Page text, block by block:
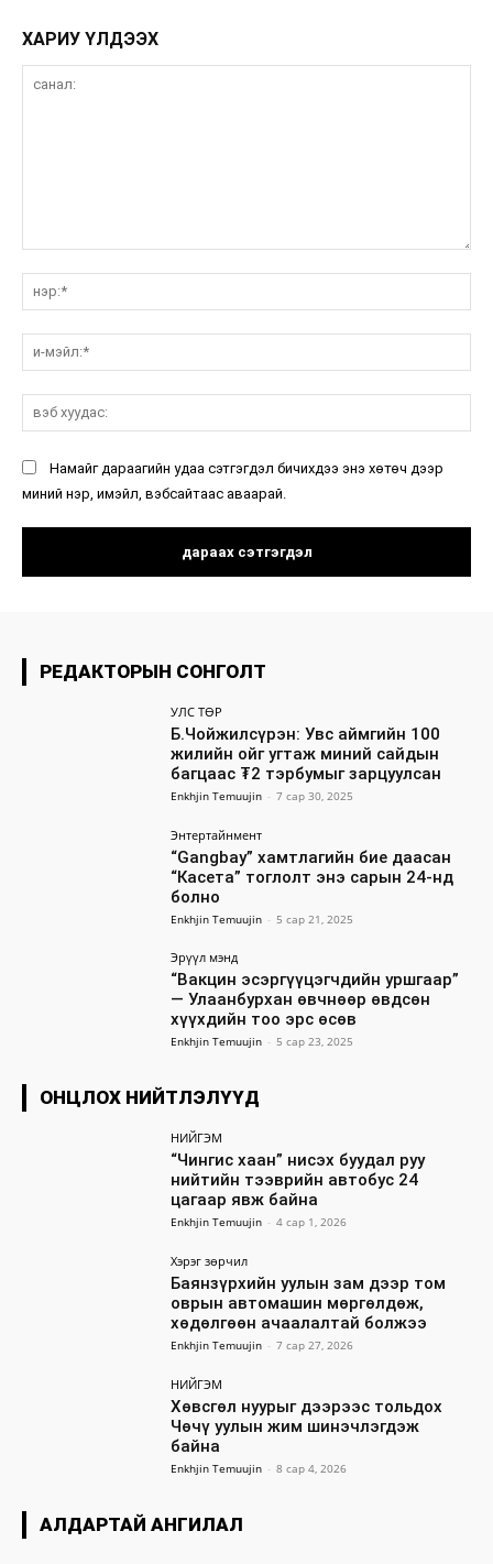
ХАРИУ ҮЛДЭЭХ
Намайг дараагийн удаа сэтгэгдэл бичихдээ энэ хөтөч дээр
миний нэр, имэйл, вэбсайтаас аваарай.
РЕДАКТОРЫН СОНГОЛТ
УЛС ТӨР
Б.Чойжилсүрэн: Увс аймгийн 100
жилийн ойг угтаж миний сайдын
багцаас ₮2 тэрбумыг зарцуулсан
Enkhjin Temuujin - 7 сар 30, 2025
Энтертайнмент
“Gangbay” хамтлагийн бие даасан
“Касета” тоглолт энэ сарын 24-нд
болно
Enkhjin Temuujin - 5 сар 21, 2025
Эрүүл мэнд
“Вакцин эсэргүүцэгчдийн уршгаар”
— Улаанбурхан өвчнөөр өвдсөн
хүүхдийн тоо эрс өсөв
Enkhjin Temuujin - 5 сар 23, 2025
ОНЦЛОХ НИЙТЛЭЛҮҮД
НИЙГЭМ
“Чингис хаан” нисэх буудал руу
нийтийн тээврийн автобус 24
цагаар явж байна
Enkhjin Temuujin - 4 сар 1, 2026
Хэрэг зөрчил
Баянзүрхийн уулын зам дээр том
оврын автомашин мөргөлдөж,
хөдөлгөөн ачаалалтай болжээ
Enkhjin Temuujin - 7 сар 27, 2026
НИЙГЭМ
Хөвсгөл нуурыг дээрээс тольдох
Чөчү уулын жим шинэчлэгдэж
байна
Enkhjin Temuujin - 8 сар 4, 2026
АЛДАРТАЙ АНГИЛАЛ